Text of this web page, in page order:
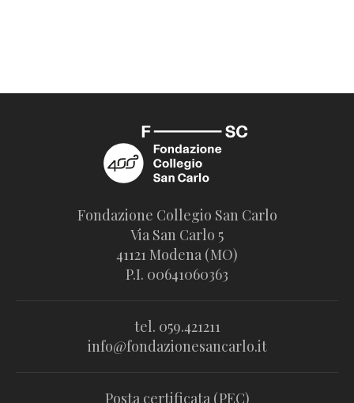
Fondazione Collegio San Carlo
Via San Carlo 5
41121 Modena (MO)
P.I. 00641060363
tel. 059.421211
info@fondazionesancarlo.it
Posta certificata (PEC)